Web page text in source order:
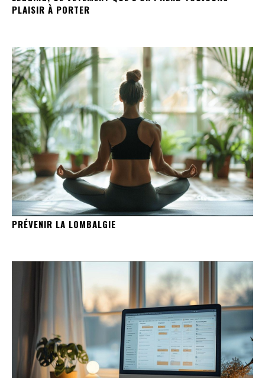
PLAISIR À PORTER
PRÉVENIR LA LOMBALGIE